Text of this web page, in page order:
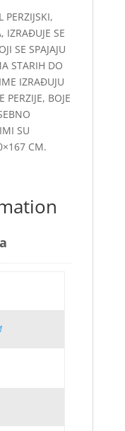
IZRAĐUJE SE
SE SPAJAJU
STARIH DO
IZRAĐUJU
BOJE
SU
CM.